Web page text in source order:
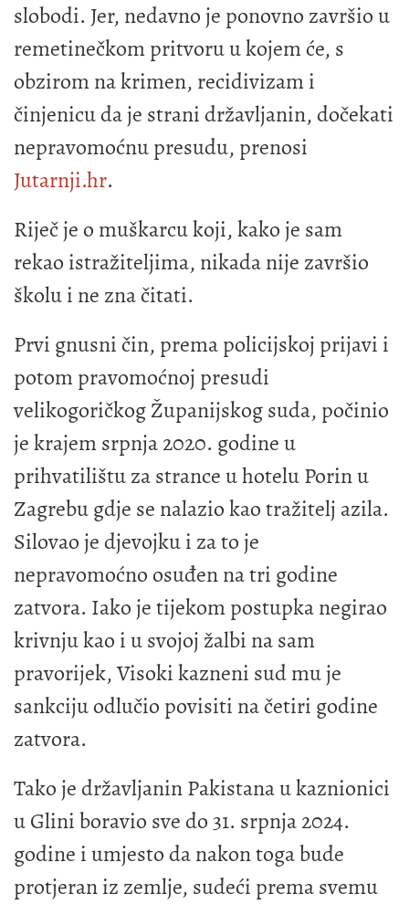
slobodi. Jer, nedavno je ponovno završio u
remetinečkom pritvoru u kojem će, s
obzirom na krimen, recidivizam i
činjenicu da je strani državljanin, dočekati
nepravomoćnu presudu, prenosi
Jutarnji.hr.
Riječ je o muškarcu koji, kako je sam
rekao istražiteljima, nikada nije završio
školu i ne zna čitati.
Prvi gnusni čin, prema policijskoj prijavi i
potom pravomoćnoj presudi
velikogoričkog Županijskog suda, počinio
je krajem srpnja 2020. godine u
prihvatilištu za strance u hotelu Porin u
Zagrebu gdje se nalazio kao tražitelj azila.
Silovao je djevojku i za to je
nepravomoćno osuđen na tri godine
zatvora. Iako je tijekom postupka negirao
krivnju kao i u svojoj žalbi na sam
pravorijek, Visoki kazneni sud mu je
sankciju odlučio povisiti na četiri godine
zatvora.
Tako je državljanin Pakistana u kaznionici
u Glini boravio sve do 31. srpnja 2024.
godine i umjesto da nakon toga bude
protjeran iz zemlje, sudeći prema svemu